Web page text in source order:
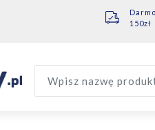
150zł
Wpisz nazwę